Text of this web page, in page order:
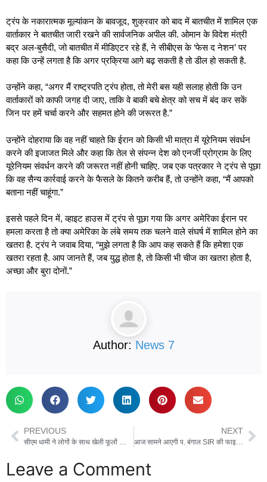
ट्रंप के नकारात्मक मूल्यांकन के बावजूद, शुक्रवार को बाद में बातचीत में शामिल एक
वार्ताकार ने बातचीत जारी रखने की सार्वजनिक अपील की. ​​ओमान के विदेश मंत्री
बद्र अल-बुसैदी, जो बातचीत में मीडिएटर रहे हैं, ने सीबीएस के ‘फेस द नेशन’ पर
कहा कि उन्हें लगता है कि अगर प्रक्रिया आगे बढ़ सकती है तो डील हो सकती है.
उन्होंने कहा, “अगर मैं राष्ट्रपति ट्रंप होता, तो मेरी बस यही सलाह होती कि उन
वार्ताकारों को काफी जगह दी जाए, ताकि वे बाकी बचे क्षेत्र को सच में बंद कर सकें
जिन पर हमें चर्चा करने और सहमत होने की जरूरत है.”
उन्होंने दोहराया कि वह नहीं चाहते कि ईरान को किसी भी मात्रा में यूरेनियम संवर्धन
करने की इजाजत मिले और कहा कि तेल से संपन्न देश को एनर्जी प्रोग्राम के लिए
यूरेनियम संवर्धन करने की जरूरत नहीं होनी चाहिए. जब ​​एक पत्रकार ने ट्रंप से पूछा
कि वह सैन्य कार्रवाई करने के फैसले के कितने करीब हैं, तो उन्होंने कहा, “मैं आपको
बताना नहीं चाहूंगा.”
इससे पहले दिन में, व्हाइट हाउस में ट्रंप से पूछा गया कि अगर अमेरिका ईरान पर
हमला करता है तो क्या अमेरिका के लंबे समय तक चलने वाले संघर्ष में शामिल होने का
खतरा है. ट्रंप ने जवाब दिया, “मुझे लगता है कि आप कह सकते हैं कि हमेशा एक
खतरा रहता है. आप जानते हैं, जब युद्ध होता है, तो किसी भी चीज का खतरा होता है,
अच्छा और बुरा दोनों.”
Author: News 7
PREVIOUS NEXT
आज सामने आएगी प. बंगाल SIR की फाइनल वोटर लिस्ट, 60 लाख नामों पर लटकी है तलवार
Leave a Comment